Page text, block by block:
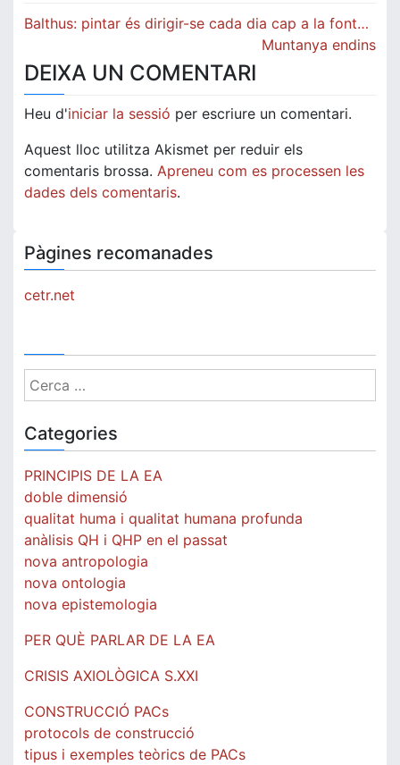
Navegació
Balthus: pintar és dirigir-se cada dia cap a la font…
Muntanya endins
DEIXA UN COMENTARI
Heu d'iniciar la sessió per escriure un comentari.
Aquest lloc utilitza Akismet per reduir els
comentaris brossa. Apreneu com es processen les
dades dels comentaris.
Pàgines recomanades
cetr.net
Cerca:
Categories
PRINCIPIS DE LA EA
doble dimensió
qualitat huma i qualitat humana profunda
anàlisis QH i QHP en el passat
nova antropologia
nova ontologia
nova epistemologia
PER QUÈ PARLAR DE LA EA
CRISIS AXIOLÒGICA S.XXI
CONSTRUCCIÓ PACs
protocols de construcció
tipus i exemples teòrics de PACs